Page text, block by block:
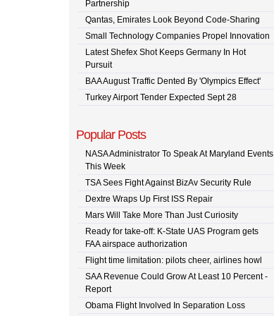
Partnership
Qantas, Emirates Look Beyond Code-Sharing
Small Technology Companies Propel Innovation
Latest Shefex Shot Keeps Germany In Hot
Pursuit
BAA August Traffic Dented By 'Olympics Effect'
Turkey Airport Tender Expected Sept 28
Popular Posts
NASA Administrator To Speak At Maryland Events
This Week
TSA Sees Fight Against BizAv Security Rule
Dextre Wraps Up First ISS Repair
Mars Will Take More Than Just Curiosity
Ready for take-off: K-State UAS Program gets
FAA airspace authorization
Flight time limitation: pilots cheer, airlines howl
SAA Revenue Could Grow At Least 10 Percent -
Report
Obama Flight Involved In Separation Loss